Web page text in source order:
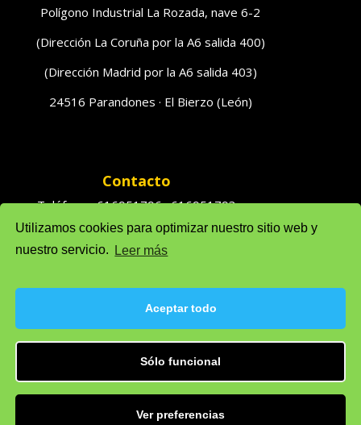
Utilizamos cookies para optimizar nuestro sitio web y
nuestro servicio.
Leer más
Aceptar todo
Sólo funcional
Ver preferencias
Polígono Industrial La Rozada, nave 6-2
(Dirección La Coruña por la A6 salida 400)
(Dirección Madrid por la A6 salida 403)
24516 Parandones · El Bierzo (León)
Contacto
Teléfonos 616951796 · 616951793
Ventas: solufredo@gmail.com
Política de privacidad
Política de cookie (UE)
Aviso legal